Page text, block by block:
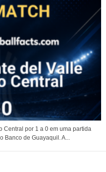
Central por 1 a 0 em uma partida
Banco de Guayaquil. A...